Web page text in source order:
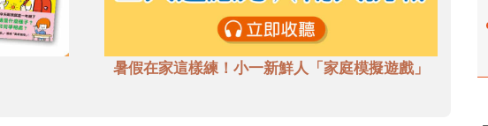
暑假在家這樣練！小一新鮮人「家庭模擬遊戲」